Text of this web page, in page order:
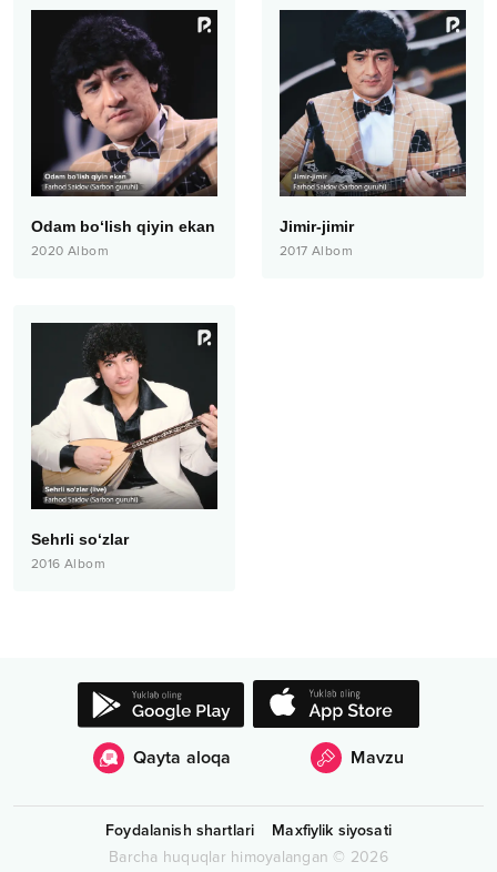
Odam bo‘lish qiyin ekan
2020 Albom
Jimir-jimir
2017 Albom
Sehrli so‘zlar
2016 Albom
Qayta aloqa Mavzu
Foydalanish shartlari
Maxfiylik siyosati
Barcha huquqlar himoyalangan © 2026